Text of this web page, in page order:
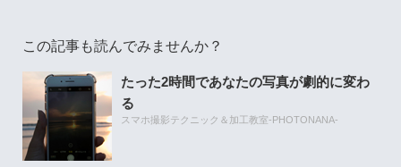
この記事も読んでみませんか？
たった2時間であなたの写真が劇的に変わ
る
スマホ撮影テクニック＆加工教室-PHOTONANA-